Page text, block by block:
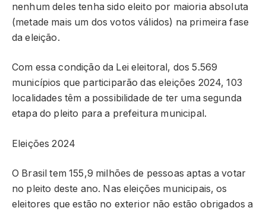
nenhum deles tenha sido eleito por maioria absoluta
(metade mais um dos votos válidos) na primeira fase
da eleição.
Com essa condição da Lei eleitoral, dos 5.569
municípios que participarão das eleições 2024, 103
localidades têm a possibilidade de ter uma segunda
etapa do pleito para a prefeitura municipal.
Eleições 2024
O Brasil tem 155,9 milhões de pessoas aptas a votar
no pleito deste ano. Nas eleições municipais, os
eleitores que estão no exterior não estão obrigados a